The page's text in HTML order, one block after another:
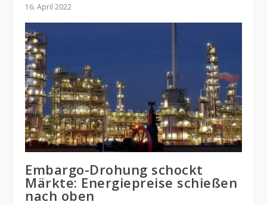
16. April 2022
Embargo-Drohung schockt
Märkte: Energiepreise schießen
nach oben